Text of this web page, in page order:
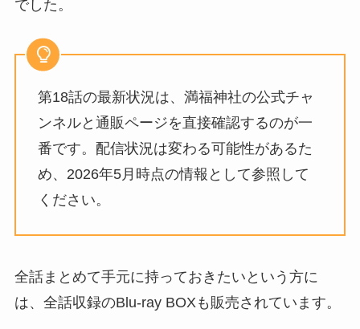
でした。
第18話の最新状況は、満福神社の公式チャ
ンネルと通販ページを直接確認するのが一
番です。配信状況は変わる可能性があるた
め、2026年5月時点の情報として参照して
ください。
全話まとめて手元に持っておきたいという方に
は、全話収録のBlu-ray BOXも販売されています。